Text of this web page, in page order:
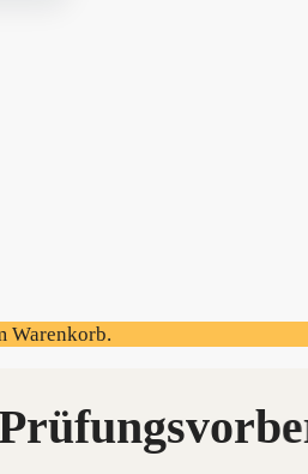
Warenkorb.